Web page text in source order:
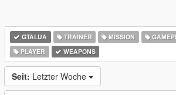
GTALUA TRAINER MISSION
PLAYER
WEAPONS
Seit: Letzter Woche